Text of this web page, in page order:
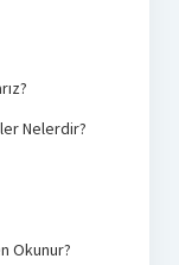
Nelerdir?
Okunur?